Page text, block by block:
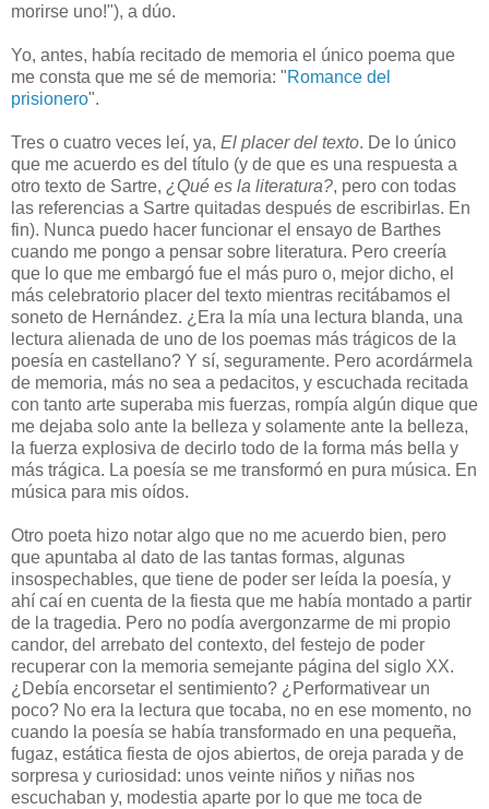
morirse uno!"), a dúo.
Yo, antes, había recitado de memoria el único poema que
me consta que me sé de memoria: "Romance del
prisionero".
Tres o cuatro veces leí, ya, El placer del texto. De lo único
que me acuerdo es del título (y de que es una respuesta a
otro texto de Sartre, ¿Qué es la literatura?, pero con todas
las referencias a Sartre quitadas después de escribirlas. En
fin). Nunca puedo hacer funcionar el ensayo de Barthes
cuando me pongo a pensar sobre literatura. Pero creería
que lo que me embargó fue el más puro o, mejor dicho, el
más celebratorio placer del texto mientras recitábamos el
soneto de Hernández. ¿Era la mía una lectura blanda, una
lectura alienada de uno de los poemas más trágicos de la
poesía en castellano? Y sí, seguramente. Pero acordármela
de memoria, más no sea a pedacitos, y escuchada recitada
con tanto arte superaba mis fuerzas, rompía algún dique que
me dejaba solo ante la belleza y solamente ante la belleza,
la fuerza explosiva de decirlo todo de la forma más bella y
más trágica. La poesía se me transformó en pura música. En
música para mis oídos.
Otro poeta hizo notar algo que no me acuerdo bien, pero
que apuntaba al dato de las tantas formas, algunas
insospechables, que tiene de poder ser leída la poesía, y
ahí caí en cuenta de la fiesta que me había montado a partir
de la tragedia. Pero no podía avergonzarme de mi propio
candor, del arrebato del contexto, del festejo de poder
recuperar con la memoria semejante página del siglo XX.
¿Debía encorsetar el sentimiento? ¿Performativear un
poco? No era la lectura que tocaba, no en ese momento, no
cuando la poesía se había transformado en una pequeña,
fugaz, estática fiesta de ojos abiertos, de oreja parada y de
sorpresa y curiosidad: unos veinte niños y niñas nos
escuchaban y, modestia aparte por lo que me toca de